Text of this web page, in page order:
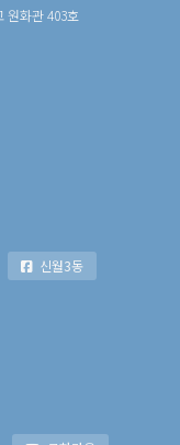
원화관 403호
신월3동